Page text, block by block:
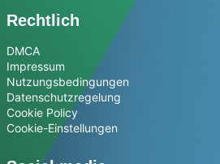
Rechtlich
DMCA
Impressum
Nutzungsbedingungen
Datenschutzregelung
Cookie Policy
Cookie-Einstellungen